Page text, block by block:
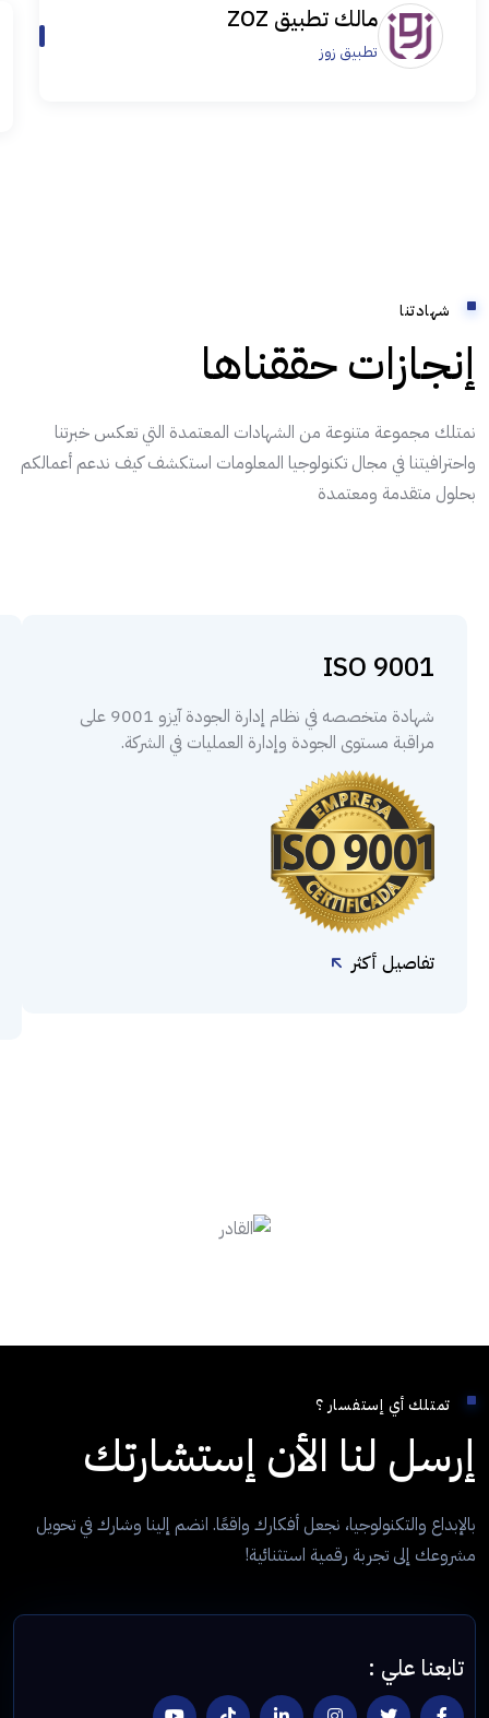
مالك تطبيق ZOZ
تطبيق زوز
شهادتنا
إنجازات حققناها
نمتلك مجموعة متنوعة من الشهادات المعتمدة التي تعكس خبرتنا
واحترافيتنا في مجال تكنولوجيا المعلومات استكشف كيف ندعم أعمالكم
بحلول متقدمة ومعتمدة
ISO 9001
شهادة متخصصه في نظام إدارة الجودة آيزو 9001 على
مراقبة مستوى الجودة وإدارة العمليات في الشركة.
تفاصيل أكثر
تمتلك أي إستفسار ؟
إرسل لنا الأن إستشارتك
بالإبداع والتكنولوجيا، نجعل أفكارك واقعًا. انضم إلينا وشارك في تحويل
مشروعك إلى تجربة رقمية استثنائية!
تابعنا علي :